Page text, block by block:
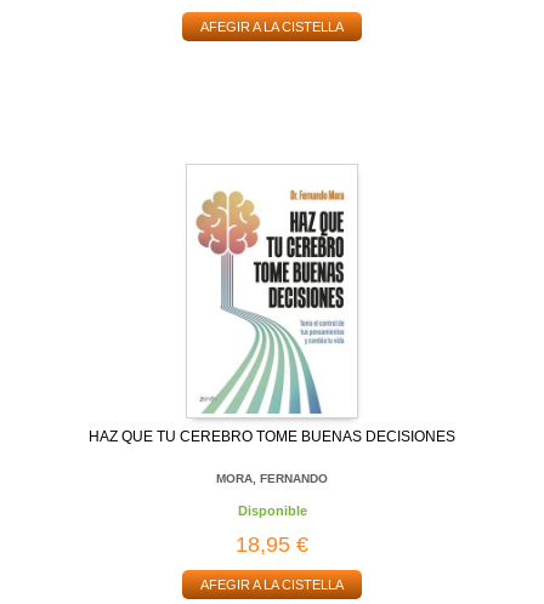
AFEGIR A LA CISTELLA
HAZ QUE TU CEREBRO TOME BUENAS DECISIONES
MORA, FERNANDO
Disponible
18,95 €
AFEGIR A LA CISTELLA